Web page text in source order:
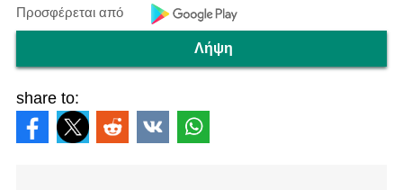
Προσφέρεται από
Λήψη
share to: